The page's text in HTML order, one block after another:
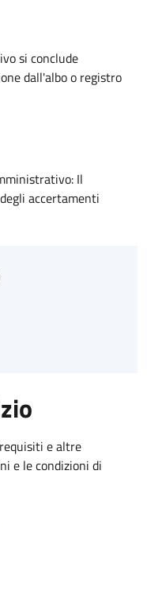
si conclude
dall'albo o registro
Il
accertamenti
e altre
e le condizioni di